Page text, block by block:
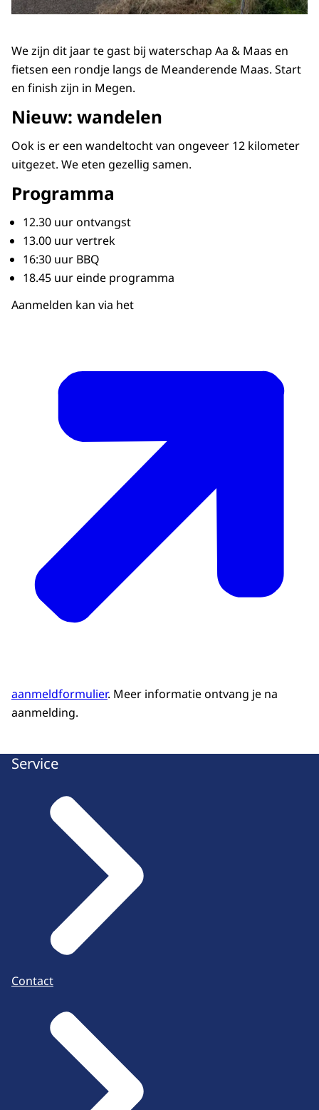
We zijn dit jaar te gast bij waterschap Aa & Maas en
fietsen een rondje langs de Meanderende Maas. Start
en finish zijn in Megen.
Nieuw: wandelen
Ook is er een wandeltocht van ongeveer 12 kilometer
uitgezet. We eten gezellig samen.
Programma
12.30 uur ontvangst
13.00 uur vertrek
16:30 uur BBQ
18.45 uur einde programma
Aanmelden kan via het
aanmeldformulier. Meer informatie ontvang je na
aanmelding.
Service
Contact